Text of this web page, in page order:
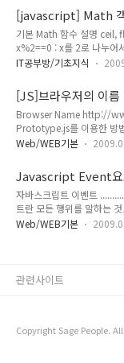
https://
onchange-and-
numbers using a
[javascript] Math
기본 Math 함수 설명 ceil,
x%2==0 : x를 2로 나누어
// 절대값. 결과는 1
는 1.5574077246549
Math.exp(1) // 지수 값.
결과는 3 Math.pow(2 ,
IT공부방/기초지식
[JS]브라우저의 이
Browser Name http://
Prototype.js를 이용한
Opera=false
alert("It's a Gecko!") }
Web/WEB기본
Javascript
자바스크립트 이벤트
트란 모든 행위를 말하는
리 사용할 수 있도록 이벤
MouseOut, Submit...) 이
Web/WEB기본
Copyright Sage People.
관련사이트